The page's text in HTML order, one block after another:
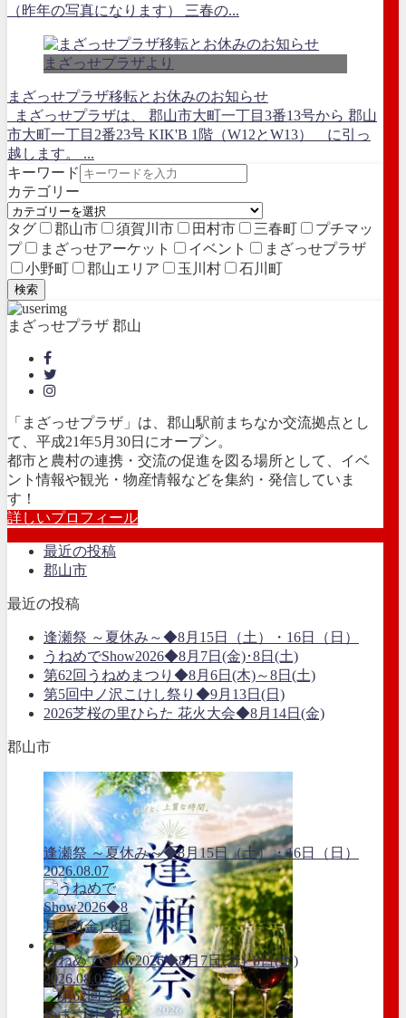
（昨年の写真になります） 三春の...
まざっせプラザより
まざっせプラザ移転とお休みのお知らせ
まざっせプラザは、 郡山市大町一丁目3番13号から 郡山
市大町一丁目2番23号 KIK'B 1階（W12とW13） に引っ
越します。 ...
キーワード
カテゴリー
タグ 郡山市 須賀川市 田村市 三春町
プチマッ
プ
まざっせアーケット イベント
まざっせプラザ
小野町
郡山エリア 玉川村 石川町
検索
まざっせプラザ 郡山
「まざっせプラザ」は、郡山駅前まちなか交流拠点とし
て、平成21年5月30日にオープン。
都市と農村の連携・交流の促進を図る場所として、イベ
ント情報や観光・物産情報などを集約・発信していま
す！
詳しいプロフィール
最近の投稿
郡山市
最近の投稿
逢瀬祭 ～夏休み～◆8月15日（土）・16日（日）
うねめでShow2026◆8月7日(金)･8日(土)
第62回うねめまつり◆8月6日(木)～8日(土)
第5回中ノ沢こけし祭り◆9月13日(日)
2026芝桜の里ひらた 花火大会◆8月14日(金)
郡山市
逢瀬祭 ～夏休み～◆8月15日（土）・16日（日）
2026.08.07
うねめでShow2026◆8月7日(金)･8日(土)
2026.08.07